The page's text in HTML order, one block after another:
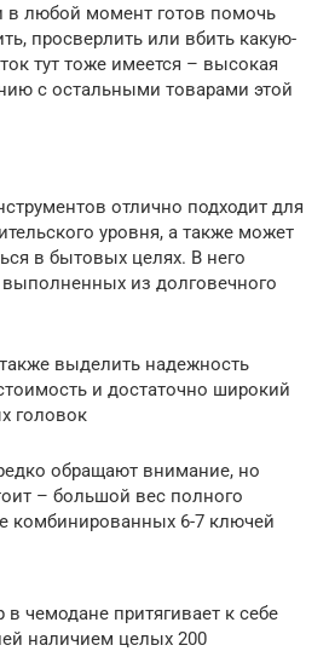
в любой момент готов помочь
просверлить или вбить какую-
тут тоже имеется – высокая
с остальными товарами этой
отлично подходит для
уровня, а также может
в бытовых целях. В него
выполненных из долговечного
выделить надежность
и достаточно широкий
головок
обращают внимание, но
– большой вес полного
комбинированных 6-7 ключей
чемодане притягивает к себе
наличием целых 200